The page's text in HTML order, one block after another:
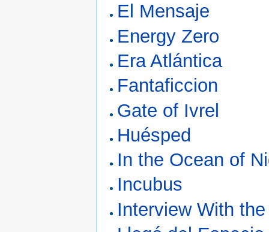
El Mensaje
Energy Zero
Era Atlántica
Fantaficcion
Gate of Ivrel
Huésped
In the Ocean of
Incubus
Interview With